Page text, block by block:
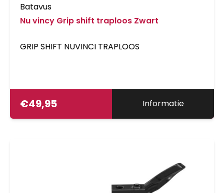
Batavus
Nu vincy Grip shift traploos Zwart
GRIP SHIFT NUVINCI TRAPLOOS
€49,95 Informatie